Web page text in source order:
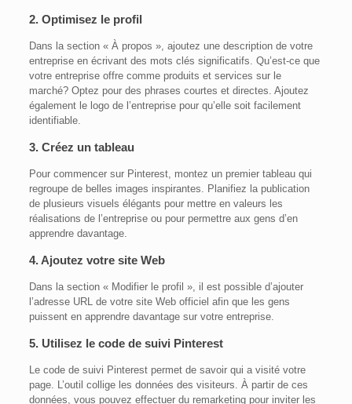
2. Optimisez le profil
Dans la section « À propos », ajoutez une description de votre
entreprise en écrivant des mots clés significatifs. Qu’est-ce que
votre entreprise offre comme produits et services sur le
marché? Optez pour des phrases courtes et directes. Ajoutez
également le logo de l’entreprise pour qu’elle soit facilement
identifiable.
3. Créez un tableau
Pour commencer sur Pinterest, montez un premier tableau qui
regroupe de belles images inspirantes. Planifiez la publication
de plusieurs visuels élégants pour mettre en valeurs les
réalisations de l’entreprise ou pour permettre aux gens d’en
apprendre davantage.
4. Ajoutez votre site Web
Dans la section « Modifier le profil », il est possible d’ajouter
l’adresse URL de votre site Web officiel afin que les gens
puissent en apprendre davantage sur votre entreprise.
5. Utilisez le code de suivi Pinterest
Le code de suivi Pinterest permet de savoir qui a visité votre
page. L’outil collige les données des visiteurs. À partir de ces
données, vous pouvez effectuer du remarketing pour inviter les